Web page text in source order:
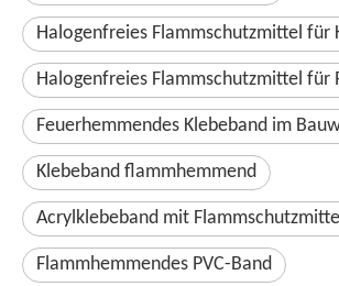
Halogenfreies Flammschutzmittel für
Halogenfreies Flammschutzmittel für
Feuerhemmendes Klebeband im
Klebeband flammhemmend
Acrylklebeband mit
Flammhemmendes PVC-Band